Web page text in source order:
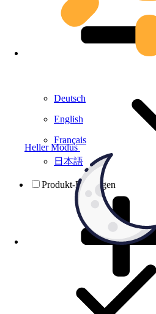
Heller Modus
Deutsch
English
Français
日本語
Produkt-Prüfungen